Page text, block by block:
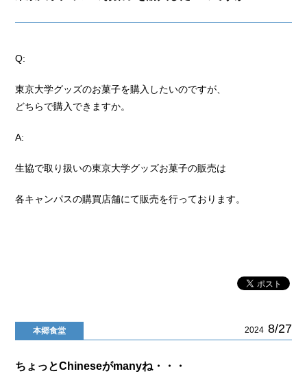
Q:
東京大学グッズのお菓子を購入したいのですが、
どちらで購入できますか。
A:
生協で取り扱いの東京大学グッズお菓子の販売は
各キャンパスの購買店舗にて販売を行っております。
本郷食堂 2024 8/27
ちょっとChineseがmanyね・・・